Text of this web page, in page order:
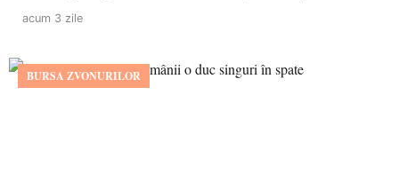
acum 3 zile
BURSA ZVONURILOR